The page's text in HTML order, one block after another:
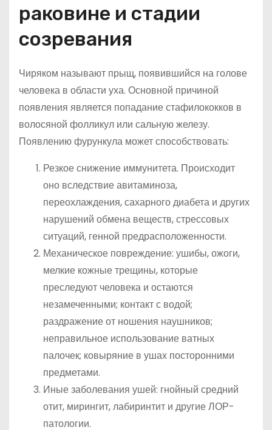
раковине и стадии
созревания
Чиряком называют прыщ, появившийся на голове
человека в области уха. Основной причиной
появления является попадание стафилококков в
волосяной фолликул или сальную железу.
Появлению фурункула может способствовать:
Резкое снижение иммунитета. Происходит
оно вследствие авитаминоза,
переохлаждения, сахарного диабета и других
нарушений обмена веществ, стрессовых
ситуаций, генной предрасположенности.
Механическое повреждение: ушибы, ожоги,
мелкие кожные трещины, которые
преследуют человека и остаются
незамеченными; контакт с водой;
раздражение от ношения наушников;
неправильное использование ватных
палочек; ковыряние в ушах посторонними
предметами.
Иные заболевания ушей: гнойный средний
отит, мирингит, лабиринтит и другие ЛОР-
патологии.